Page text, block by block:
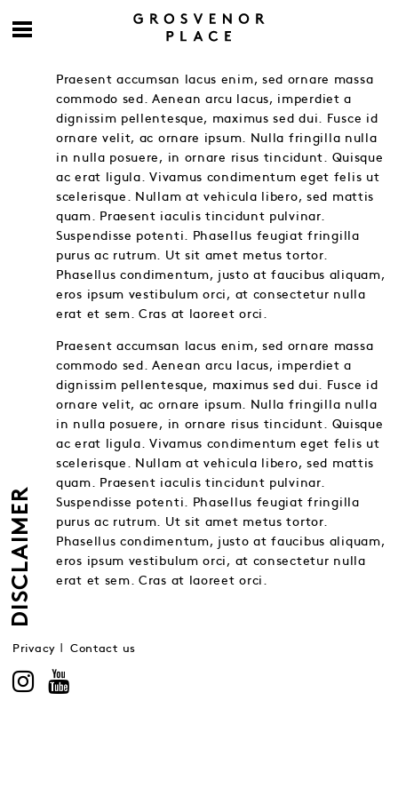
DISCLAIMER
Praesent accumsan lacus enim, sed ornare massa
commodo sed. Aenean arcu lacus, imperdiet a
dignissim pellentesque, maximus sed dui. Fusce id
ornare velit, ac ornare ipsum. Nulla fringilla nulla
in nulla posuere, in ornare risus tincidunt. Quisque
ac erat ligula. Vivamus condimentum eget felis ut
scelerisque. Nullam at vehicula libero, sed mattis
quam. Praesent iaculis tincidunt pulvinar.
Suspendisse potenti. Phasellus feugiat fringilla
purus ac rutrum. Ut sit amet metus tortor.
Phasellus condimentum, justo at faucibus aliquam,
eros ipsum vestibulum orci, at consectetur nulla
erat et sem. Cras at laoreet orci.
Praesent accumsan lacus enim, sed ornare massa
commodo sed. Aenean arcu lacus, imperdiet a
dignissim pellentesque, maximus sed dui. Fusce id
ornare velit, ac ornare ipsum. Nulla fringilla nulla
in nulla posuere, in ornare risus tincidunt. Quisque
ac erat ligula. Vivamus condimentum eget felis ut
scelerisque. Nullam at vehicula libero, sed mattis
quam. Praesent iaculis tincidunt pulvinar.
Suspendisse potenti. Phasellus feugiat fringilla
purus ac rutrum. Ut sit amet metus tortor.
Phasellus condimentum, justo at faucibus aliquam,
eros ipsum vestibulum orci, at consectetur nulla
erat et sem. Cras at laoreet orci.
Privacy Contact us